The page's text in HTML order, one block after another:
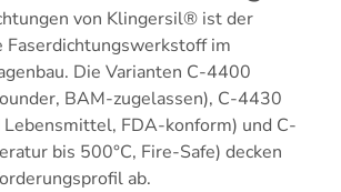
von Klingersil® ist der
im
Die Varianten C-4400
BAM-zugelassen), C-4430
FDA-konform) und C-
bis 500°C, Fire-Safe) decken
ab.